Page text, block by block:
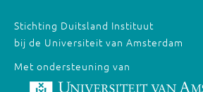
Stichting Duitsland Instituut
bij de Universiteit van Amsterdam
Met ondersteuning van